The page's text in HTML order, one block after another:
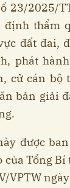
23/2025/
định thẩm
đất đai,
phát
cử cán bộ
bản giải
được
Tổng Bí
VPTW